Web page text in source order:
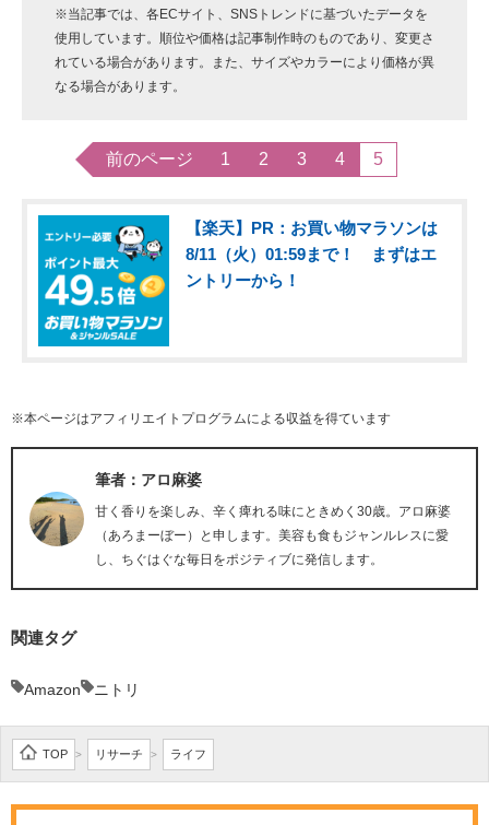
※当記事では、各ECサイト、SNSトレンドに基づいたデータを
使用しています。順位や価格は記事制作時のものであり、変更さ
れている場合があります。また、サイズやカラーにより価格が異
なる場合があります。
前のページ 1 2 3 4 5
【楽天】PR：お買い物マラソンは
8/11（火）01:59まで！ まずはエ
ントリーから！
※本ページはアフィリエイトプログラムによる収益を得ています
筆者：アロ麻婆
甘く香りを楽しみ、辛く痺れる味にときめく30歳。アロ麻婆
（あろまーぼー）と申します。美容も食もジャンルレスに愛
し、ちぐはぐな毎日をポジティブに発信します。
関連タグ
Amazon ニトリ
TOP > リサーチ > ライフ